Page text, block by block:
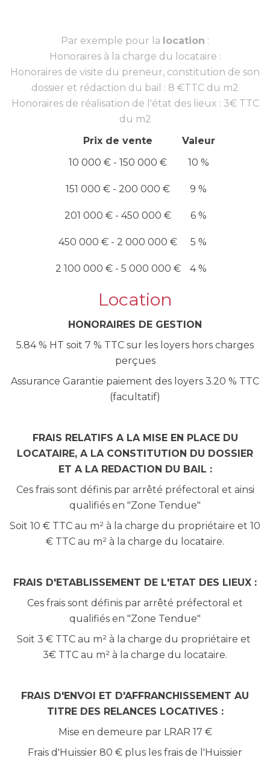
Par exemple pour la location :
Honoraires à la charge du locataire :
Honoraires de visite du preneur, constitution de son
dossier et rédaction du bail : 8 €TTC du m2
Honoraires de réalisation de l'état des lieux : 3€ TTC
du m2
Prix de vente
Valeur
10 000 € - 150 000 €
10 %
151 000 € - 200 000 € 9 %
201 000 € - 450 000 € 6 %
450 000 € - 2 000 000 € 5 %
2 100 000 € - 5 000 000 € 4 %
Location
HONORAIRES DE GESTION
5.84 % HT soit 7 % TTC sur les loyers hors charges
perçues
Assurance Garantie paiement des loyers 3.20 % TTC
(facultatif)
FRAIS RELATIFS A LA MISE EN PLACE DU
LOCATAIRE, A LA CONSTITUTION DU DOSSIER
ET A LA REDACTION DU BAIL :
Ces frais sont définis par arrêté préfectoral et ainsi
qualifiés en "Zone Tendue"
Soit 10 € TTC au m² à la charge du propriétaire et 10
€ TTC au m² à la charge du locataire.
FRAIS D'ETABLISSEMENT DE L'ETAT DES LIEUX :
Ces frais sont définis par arrêté préfectoral et
qualifiés en "Zone Tendue"
Soit 3 € TTC au m² à la charge du propriétaire et
3€ TTC au m² à la charge du locataire.
FRAIS D'ENVOI ET D'AFFRANCHISSEMENT AU
TITRE DES RELANCES LOCATIVES :
Mise en demeure par LRAR 17 €
Frais d'Huissier 80 € plus les frais de l'Huissier